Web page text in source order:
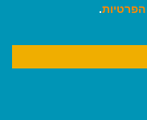
הפרטיות.